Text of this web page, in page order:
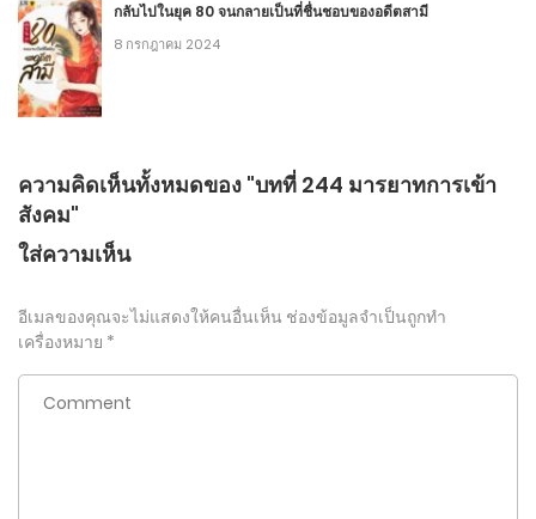
กลับไปในยุค 80 จนกลายเป็นที่ชื่นชอบของอดีตสามี
8 กรกฎาคม 2024
ความคิดเห็นทั้งหมดของ "บทที่ 244 มารยาทการเข้า
สังคม"
ใส่ความเห็น
อีเมลของคุณจะไม่แสดงให้คนอื่นเห็น ช่องข้อมูลจำเป็นถูกทำ
เครื่องหมาย *